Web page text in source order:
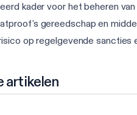
kader voor het beheren
gereedschap en
op regelgevende sancties
artikelen